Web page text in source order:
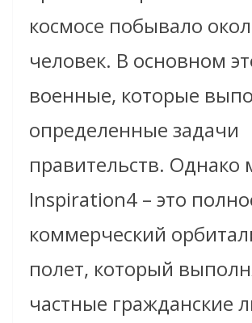
космосе побывало
человек. В основном
военные, которые
определенные задачи
правительств. Однако
Inspiration4 – это
коммерческий
полет, который
частные гражданские